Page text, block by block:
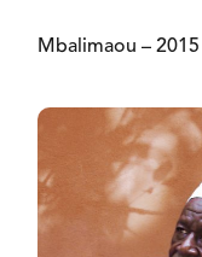
Mbalimaou – 2015